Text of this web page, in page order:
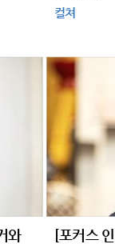
컬쳐
와
[포커스